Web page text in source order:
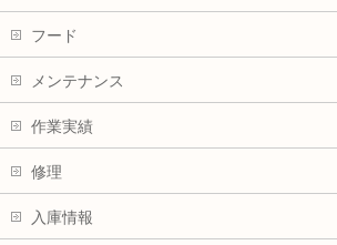
フード
メンテナンス
作業実績
修理
入庫情報